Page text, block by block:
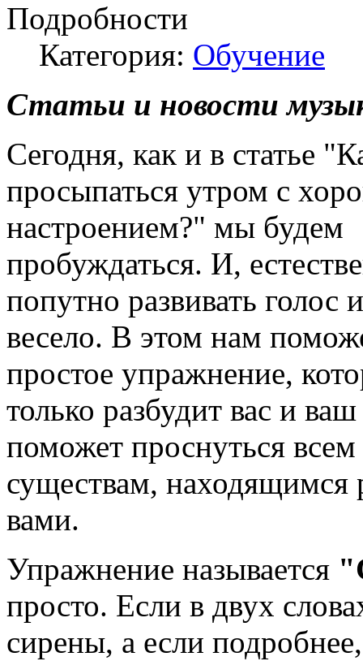
Подробности
Категория: Обучение
Статьи и новости
Сегодня, как и в статье
просыпаться утром с
настроением?" мы будем
пробуждаться. И,
попутно развивать голос
весело. В этом нам
простое упражнение,
только разбудит вас и
поможет проснуться
существам, находящимся
вами.
Упражнение называется
просто. Если в двух
сирены, а если